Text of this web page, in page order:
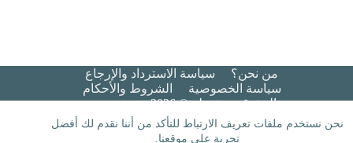
نحن نستخدم ملفات تعريف الارتباط للتأكد من أننا نقدم لك أفضل
تجربة على موقعنا.
من نحن؟
سياسة الاسترداد والإرجاع
سياسة الخصوصية
الشروط والأحكام​
جميع الحقوق محفوظة © 2026 هيبة عريس